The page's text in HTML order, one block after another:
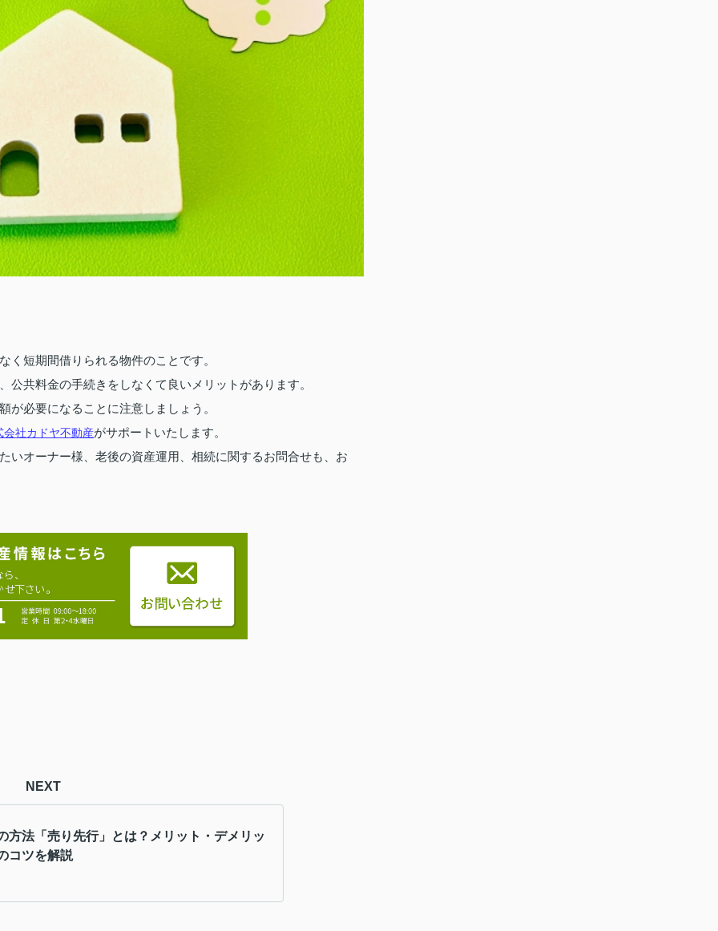
く短期間借りられる物件のことです。
共料金の手続きをしなくて良いメリットがあります。
が必要になることに注意しましょう。
会社カドヤ不動産がサポートいたします。
いオーナー様、老後の資産運用、相続に関するお問合せも、お
NEXT
方法「売り先行」とは？メリット・デメリッ
コツを解説